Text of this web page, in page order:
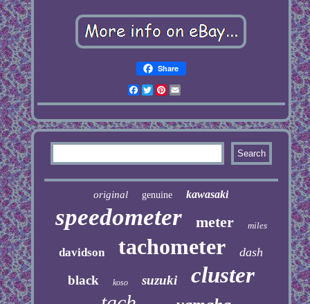
Share
Facebook
TwitterPinterest
original genuine kawasaki
speedometer meter miles
davidson tachometer dash
black koso suzuki cluster